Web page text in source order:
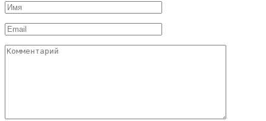
Имя
*
Email
*
Комментарий